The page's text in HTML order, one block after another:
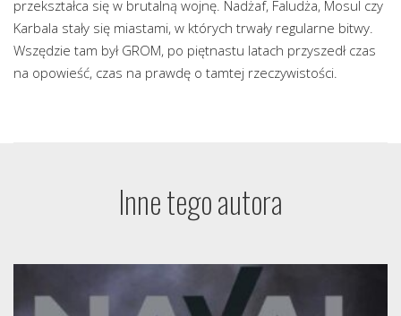
przekształca się w brutalną wojnę. Nadżaf, Faludża, Mosul czy
Karbala stały się miastami, w których trwały regularne bitwy.
Wszędzie tam był GROM, po piętnastu latach przyszedł czas
na opowieść, czas na prawdę o tamtej rzeczywistości.
Inne tego autora